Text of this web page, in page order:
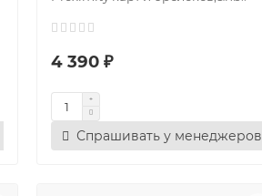
4 390 ₽
Спрашивать у менеджеров